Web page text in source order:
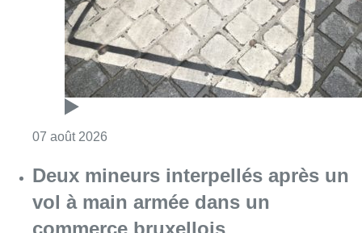
commerce bruxellois